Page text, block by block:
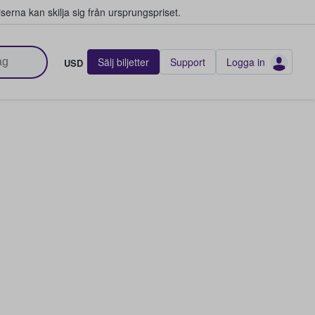
kan skilja sig från ursprungspriset.
USD Sälj biljetter Support Logga in